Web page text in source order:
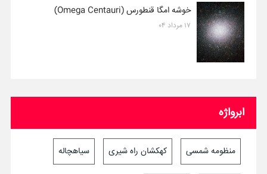
خوشه امگا قنطورس (Omega Centauri)
۱۷ مرداد ۰۴
ابرواژه
منظومه شمسی کهکشان راه شیری سیاهچاله